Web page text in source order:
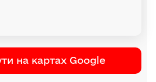
на картах Google